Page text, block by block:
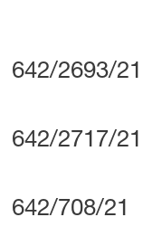
642/2693/21
642/2717/21
642/708/21